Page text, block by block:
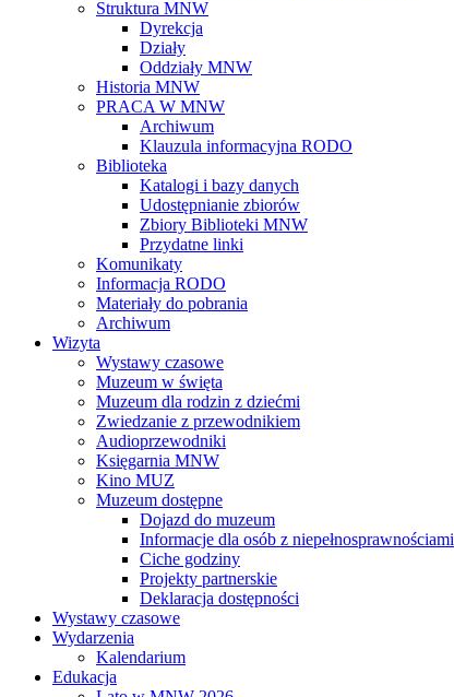
Struktura MNW
Dyrekcja
Działy
Oddziały MNW
Historia MNW
PRACA W MNW
Archiwum
Klauzula informacyjna RODO
Biblioteka
Katalogi i bazy danych
Udostępnianie zbiorów
Zbiory Biblioteki MNW
Przydatne linki
Komunikaty
Informacja RODO
Materiały do pobrania
Archiwum
Wizyta
Wystawy czasowe
Muzeum w święta
Muzeum dla rodzin z dziećmi
Zwiedzanie z przewodnikiem
Audioprzewodniki
Księgarnia MNW
Kino MUZ
Muzeum dostępne
Dojazd do muzeum
Informacje dla osób z niepełnosprawnościami
Ciche godziny
Projekty partnerskie
Deklaracja dostępności
Wystawy czasowe
Wydarzenia
Kalendarium
Edukacja